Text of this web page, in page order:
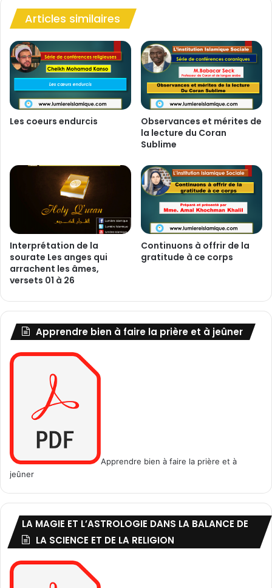
u
i
t
D
e
M
i
a
n
Articles similaires
Les coeurs endurcis
Observances et mérites de
la lecture du Coran
Sublime
Interprétation de la
sourate Les anges qui
arrachent les âmes,
versets 01 à 26
Continuons à offrir de la
gratitude à ce corps
Apprendre bien à faire la prière et à jeûner
Apprendre bien à faire la prière et à
jeûner
LA MAGIE ET L’ASTROLOGIE DANS LA BALANCE DE
LA SCIENCE ET DE LA RELIGION